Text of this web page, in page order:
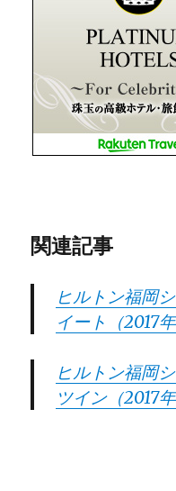
関連記事
ヒルトン福岡
イート（2017年
ヒルトン福岡
ツイン（2017